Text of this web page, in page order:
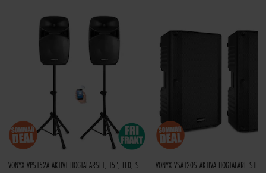
VONYX VPS152A AKTIVT HÖGTALARSET, 15", LED, STATIV, BT